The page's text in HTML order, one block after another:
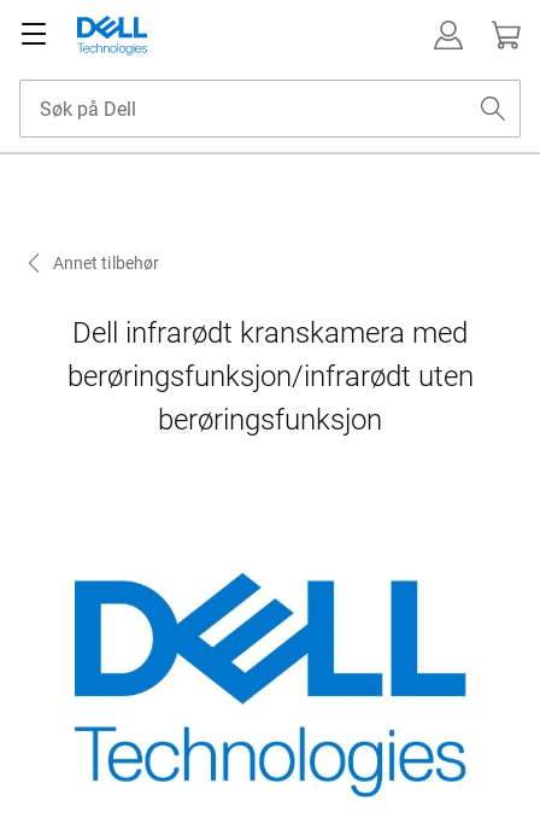
Annet tilbehør
Dell infrarødt kranskamera med
berøringsfunksjon/infrarødt uten
berøringsfunksjon